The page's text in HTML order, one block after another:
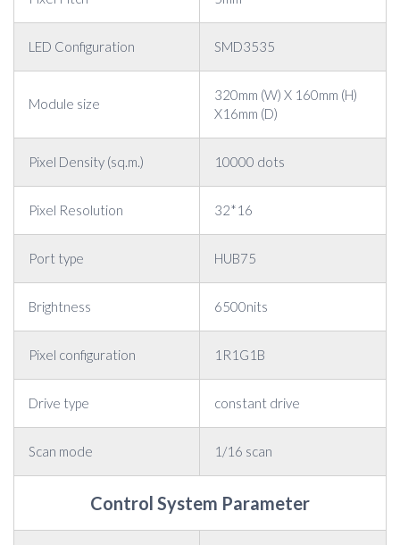
LED Configuration SMD3535
Module size
320mm (W) X 160mm (H)
X16mm (D)
Pixel Density (sq.m.) 10000 dots
Pixel Resolution 32*16
Port type HUB75
Brightness 6500nits
Pixel configuration 1R1G1B
Drive type constant drive
Scan mode 1/16 scan
Control System Parameter